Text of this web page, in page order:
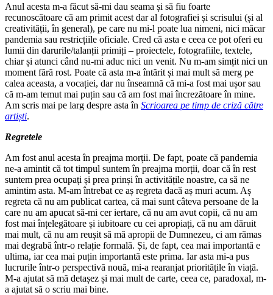
Anul acesta m-a făcut să-mi dau seama și să fiu foarte
recunoscătoare că am primit acest dar al fotografiei și scrisului (și al
creativității, în general), pe care nu mi-l poate lua nimeni, nici măcar
pandemia sau restricțiile oficiale. Cred că asta e ceea ce pot oferi eu
lumii din darurile/talanții primiți – proiectele, fotografiile, textele,
chiar și atunci când nu-mi aduc nici un venit. Nu m-am simțit nici un
moment fără rost. Poate că asta m-a întărit și mai mult să merg pe
calea aceasta, a vocației, dar nu înseamnă că mi-a fost mai ușor sau
că m-am temut mai puțin sau că am fost mai încrezătoare în mine.
Am scris mai pe larg despre asta în Scrioarea pe timp de criză către
artiști.
Regretele
Am fost anul acesta în preajma morții. De fapt, poate că pandemia
ne-a amintit că tot timpul suntem în preajma morții, doar că în rest
suntem prea ocupați și prea prinși în activitățile noastre, ca să ne
amintim asta. M-am întrebat ce aș regreta dacă aș muri acum. Aș
regreta că nu am publicat cartea, că mai sunt câteva persoane de la
care nu am apucat să-mi cer iertare, că nu am avut copii, că nu am
fost mai înțelegătoare și iubitoare cu cei apropiați, că nu am dăruit
mai mult, că nu am reușit să mă apropii de Dumnezeu, ci am rămas
mai degrabă într-o relație formală. Și, de fapt, cea mai importantă e
ultima, iar cea mai puțin importantă este prima. Iar asta mi-a pus
lucrurile într-o perspectivă nouă, mi-a rearanjat prioritățile în viață.
M-a ajutat să mă detașez și mai mult de carte, ceea ce, paradoxal, m-
a ajutat să o scriu mai bine.